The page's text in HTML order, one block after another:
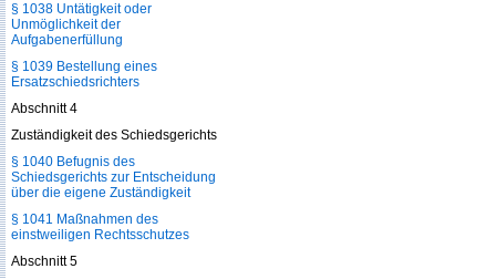
§ 1038 Untätigkeit oder
Unmöglichkeit der
Aufgabenerfüllung
§ 1039 Bestellung eines
Ersatzschiedsrichters
Abschnitt 4
Zuständigkeit des Schiedsgerichts
§ 1040 Befugnis des
Schiedsgerichts zur Entscheidung
über die eigene Zuständigkeit
§ 1041 Maßnahmen des
einstweiligen Rechtsschutzes
Abschnitt 5